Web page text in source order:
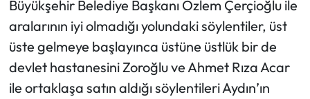
Büyükşehir Belediye Başkanı Özlem Çerçioğlu ile
aralarının iyi olmadığı yolundaki söylentiler, üst
üste gelmeye başlayınca üstüne üstlük bir de
devlet hastanesini Zoroğlu ve Ahmet Rıza Acar
ile ortaklaşa satın aldığı söylentileri Aydın’ın